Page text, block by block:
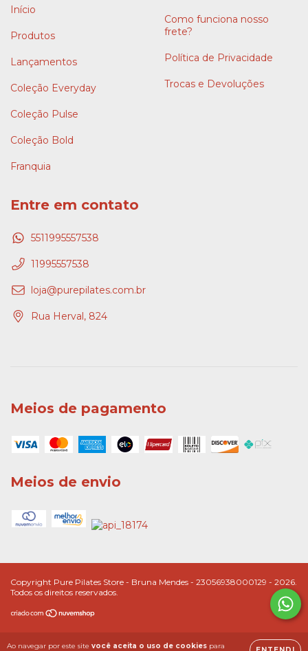
Ao navegar por este site você aceita o uso de cookies para
Início
Produtos
Lançamentos
Coleção Everyday
Coleção Pulse
Coleção Bold
Franquia
Como funciona nosso
frete?
Política de Privacidade
Trocas e Devoluções
Entre em contato
5511995557538
11995557538
loja@purepilates.com.br
Rua Herval, 824
Meios de pagamento
Meios de envio
Copyright Pure Pilates Store - Bruna Mendes - 23056938000129 - 2026.
Todos os direitos reservados.